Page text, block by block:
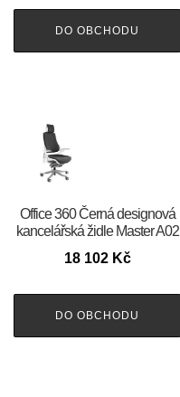
DO OBCHODU
Office 360 Černá designová
kancelářská židle Master A02
18 102 Kč
DO OBCHODU